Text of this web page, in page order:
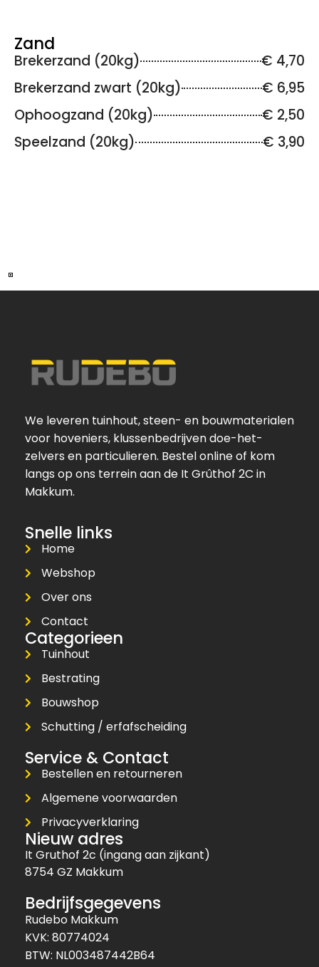
Zand
Brekerzand (20kg)
€ 4,70
Brekerzand zwart (20kg)
€ 6,95
Ophoogzand (20kg)
€ 2,50
Speelzand (20kg)
€ 3,90
We leveren tuinhout, steen- en bouwmaterialen
voor hoveniers, klussenbedrijven doe-het-
zelvers en particulieren. Bestel online of kom
langs op ons terrein aan de It Grûthof 2C in
Makkum.
Snelle links
Home
Webshop
Over ons
Contact
Categorieen
Tuinhout
Bestrating
Bouwshop
Schutting / erfafscheiding
Service & Contact
Bestellen en retourneren
Algemene voorwaarden
Privacyverklaring
Nieuw adres
It Gruthof 2c (ingang aan zijkant)
8754 GZ Makkum
Bedrijfsgegevens
Rudebo Makkum
KVK: 80774024
BTW: NL003487442B64